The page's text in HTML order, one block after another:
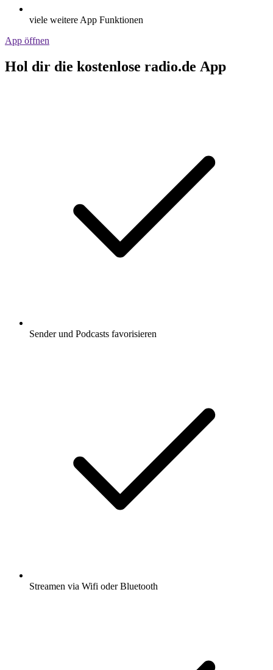
viele weitere App Funktionen
App öffnen
Hol dir die kostenlose radio.de App
Sender und Podcasts favorisieren
Streamen via Wifi oder Bluetooth